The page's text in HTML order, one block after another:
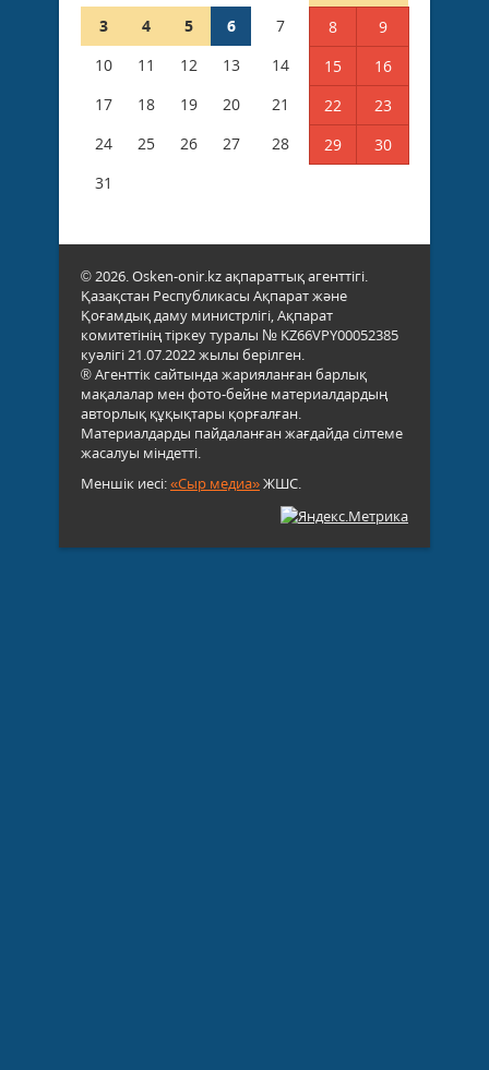
3
4 5 6 7 8
9
10
11 12 13 14 15
16
17
18 19 20 21 22
23
24
25 26 27 28 29
30
31
© 2026. Osken-onir.kz ақпараттық агенттігі.
Қазақстан Республикасы Ақпарат және
Қоғамдық даму министрлігі, Ақпарат
комитетінің тіркеу туралы № KZ66VPY00052385
куәлігі 21.07.2022 жылы берілген.
® Агенттік сайтында жарияланған барлық
мақалалар мен фото-бейне материалдардың
авторлық құқықтары қорғалған.
Материалдарды пайдаланған жағдайда сілтеме
жасалуы міндетті.
Меншік иесі:«Сыр медиа»ЖШС.